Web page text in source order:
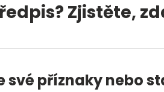
Zjistěte,
své příznaky nebo